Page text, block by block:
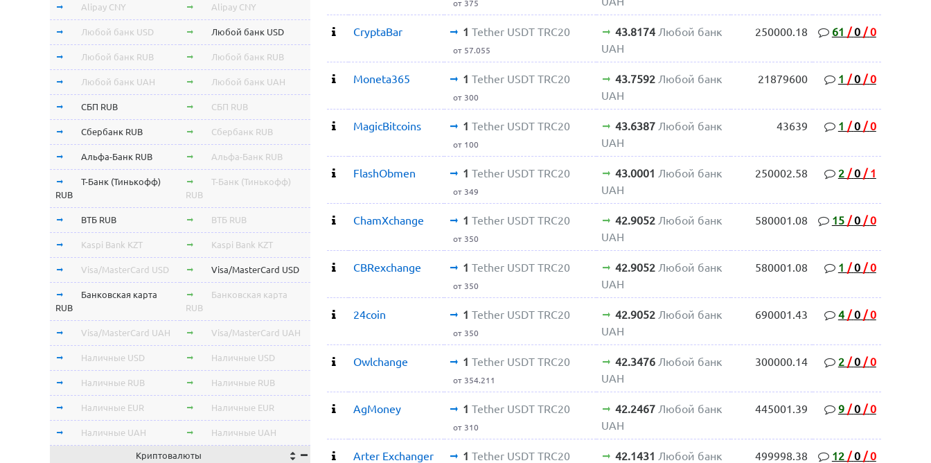
от 375
CryptaBar 1 Tether USDT TRC20
от 57.055
43.8174 Любой банк
UAH
250000.18 61 / 0 / 0
Moneta365 1 Tether USDT TRC20
от 300
43.7592 Любой банк
UAH
21879600 1 / 0 / 0
MagicBitcoins 1 Tether USDT TRC20
от 100
43.6387 Любой банк
UAH
43639 1 / 0 / 0
FlashObmen 1 Tether USDT TRC20
от 349
43.0001 Любой банк
UAH
250002.58 2 / 0 / 1
ChamXchange 1 Tether USDT TRC20
от 350
42.9052 Любой банк
UAH
580001.08 15 / 0 / 0
CBRexchange 1 Tether USDT TRC20
от 350
42.9052 Любой банк
UAH
580001.08 1 / 0 / 0
24coin 1 Tether USDT TRC20
от 350
42.9052 Любой банк
UAH
690001.43 4 / 0 / 0
Owlchange 1 Tether USDT TRC20
от 354.211
42.3476 Любой банк
UAH
300000.14 2 / 0 / 0
AgMoney 1 Tether USDT TRC20
от 310
42.2467 Любой банк
UAH
445001.39 9 / 0 / 0
Arter Exchanger 1 Tether USDT TRC20 42.1431 Любой банк
499998.38 12 / 0 / 0
Alipay CNY Alipay CNY
Любой банк USD Любой банк USD
Любой банк RUB Любой банк RUB
Любой банк UAH Любой банк UAH
СБП RUB СБП RUB
Сбербанк RUB Сбербанк RUB
Альфа-Банк RUB Альфа-Банк RUB
Т-Банк (Тинькофф)
RUB
Т-Банк (Тинькофф)
RUB
ВТБ RUB ВТБ RUB
Kaspi Bank KZT Kaspi Bank KZT
Visa/MasterCard USD Visa/MasterCard USD
Банковская карта
RUB
Банковская карта
RUB
Visa/MasterCard UAH Visa/MasterCard UAH
Наличные USD Наличные USD
Наличные RUB Наличные RUB
Наличные EUR Наличные EUR
Наличные UAH Наличные UAH
Криптовалюты